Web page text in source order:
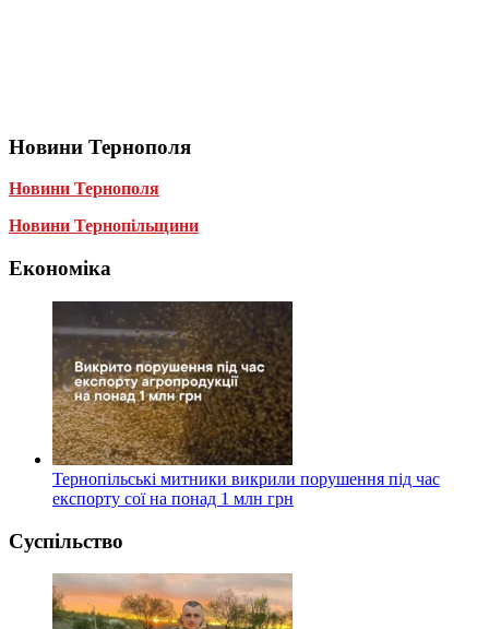
Новини Тернополя
Новини Тернополя
Новини Тернопільщини
Економіка
Тернопільські митники викрили порушення під час
експорту сої на понад 1 млн грн
Суспільство